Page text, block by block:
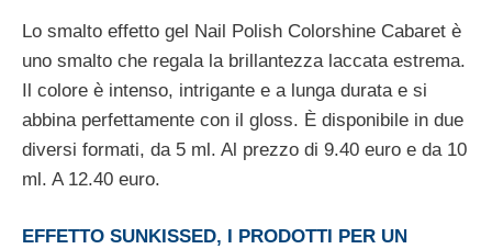
Lo smalto effetto gel Nail Polish Colorshine Cabaret è
uno smalto che regala la brillantezza laccata estrema.
Il colore è intenso, intrigante e a lunga durata e si
abbina perfettamente con il gloss. È disponibile in due
diversi formati, da 5 ml. Al prezzo di 9.40 euro e da 10
ml. A 12.40 euro.
EFFETTO SUNKISSED, I PRODOTTI PER UN